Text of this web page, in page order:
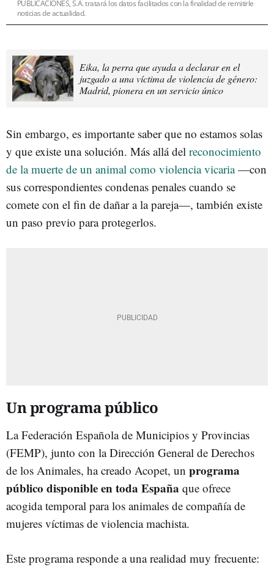
PUBLICACIONES, S.A. tratará los datos facilitados con la finalidad de remitirle
noticias de actualidad.
Eika, la perra que ayuda a declarar en el
juzgado a una víctima de violencia de género:
Madrid, pionera en un servicio único
Sin embargo, es importante saber que no estamos solas
y que existe una solución. Más allá del reconocimiento
de la muerte de un animal como violencia vicaria—con
sus correspondientes condenas penales cuando se
comete con el fin de dañar a la pareja—, también existe
un paso previo para protegerlos.
Un programa público
La Federación Española de Municipios y Provincias
(FEMP), junto con la Dirección General de Derechos
de los Animales, ha creado Acopet, un programa
público disponible en toda España que ofrece
acogida temporal para los animales de compañía de
mujeres víctimas de violencia machista.
Este programa responde a una realidad muy frecuente: